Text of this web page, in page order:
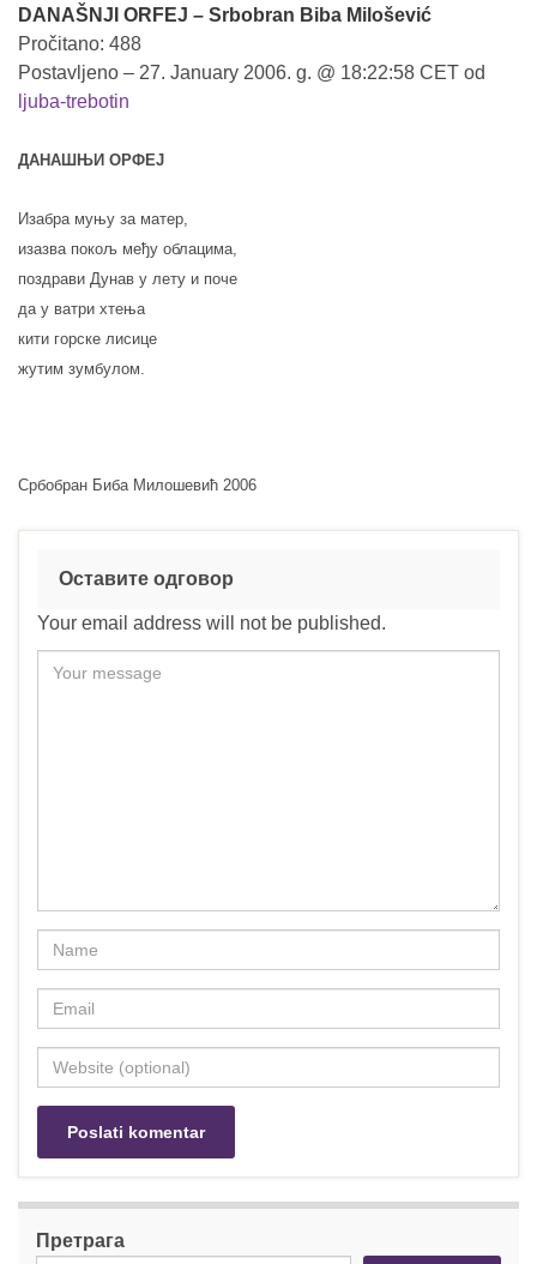
DANAŠNJI ORFEJ – Srbobran Biba Milošević
Pročitano: 488
Postavljeno – 27. January 2006. g. @ 18:22:58 CET od
ljuba-trebotin
ДАНАШЊИ ОРФЕЈ
Изабра муњу за матер,
изазва покољ међу облацима,
поздрави Дунав у лету и поче
да у ватри хтења
кити горске лисице
жутим зумбулом.
Србобран Биба Милошевић 2006
Оставите одговор
Your email address will not be published.
Претрага